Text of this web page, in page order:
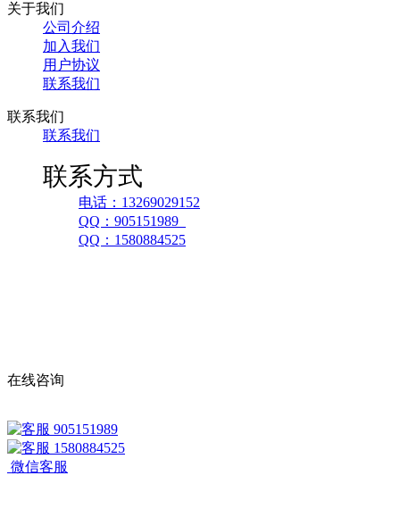
关于我们
公司介绍
加入我们
用户协议
联系我们
联系我们
联系我们
联系方式
电话：13269029152
QQ：905151989
QQ：1580884525
在线咨询
905151989
1580884525
微信客服